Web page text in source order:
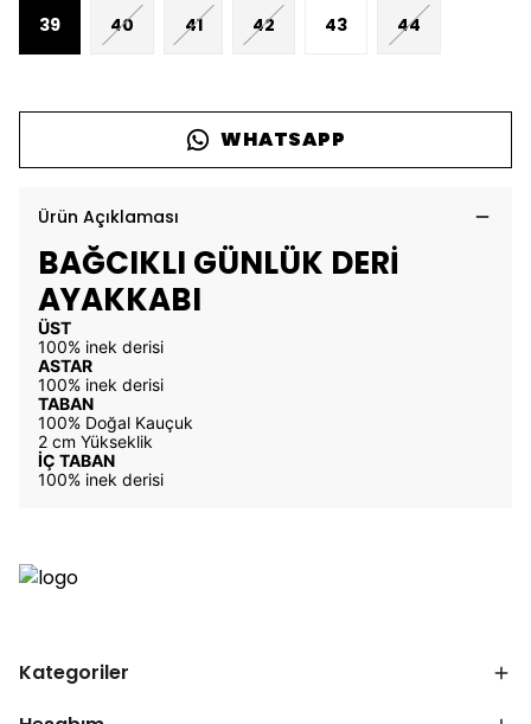
39 40 41 42 43 44
WHATSAPP
Ürün Açıklaması
BAĞCIKLI GÜNLÜK DERİ
AYAKKABI
ÜST
100% inek derisi
ASTAR
100% inek derisi
TABAN
100% Doğal Kauçuk
2 cm Yükseklik
İÇ TABAN
100% inek derisi
Kategoriler